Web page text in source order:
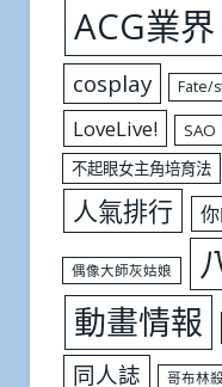
ACG業界
cosplay Fate/
LoveLive! SAO
不起眼女主角培育法
人氣排行
偶像大師灰姑娘
動畫情報
同人誌 哥布林